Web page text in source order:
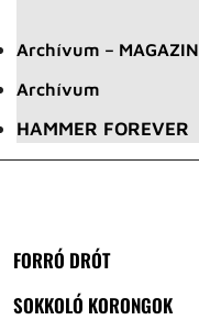
Archívum – MAGAZIN
Archívum
HAMMER FOREVER
FORRÓ DRÓT
SOKKOLÓ KORONGOK